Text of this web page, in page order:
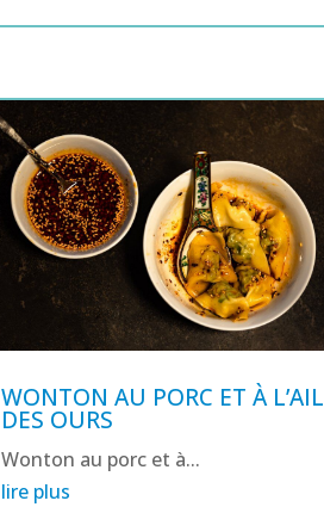
WONTON AU PORC ET À L’AIL
DES OURS
Wonton au porc et à...
lire plus